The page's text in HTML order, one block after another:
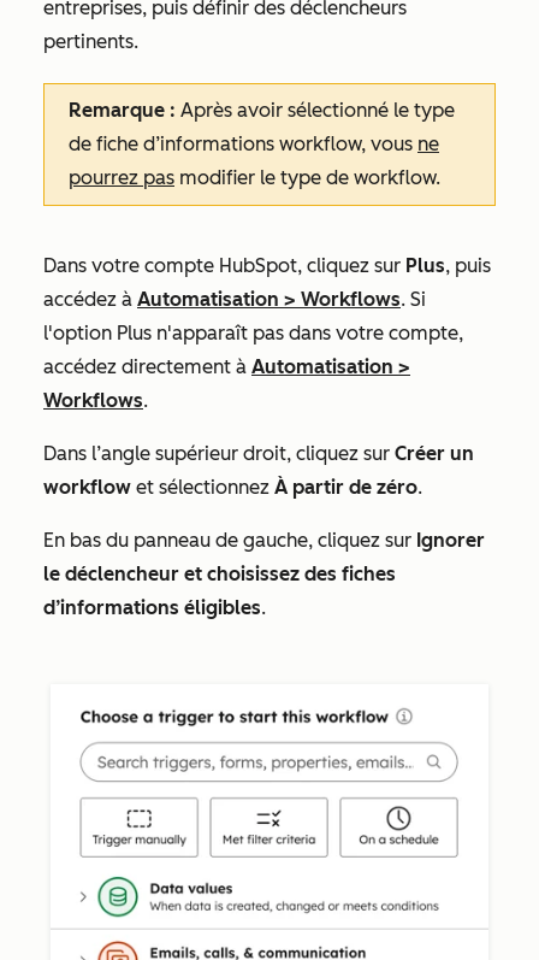
entreprises, puis définir des déclencheurs
pertinents.
Remarque : Après avoir sélectionné le type
de fiche d’informations workflow, vous ne
pourrez pas modifier le type de workflow.
Dans votre compte HubSpot, cliquez sur Plus, puis
accédez à Automatisation > Workflows. Si
l'option Plus n'apparaît pas dans votre compte,
accédez directement à Automatisation >
Workflows.
Dans l’angle supérieur droit, cliquez sur Créer un
workflow et sélectionnez À partir de zéro.
En bas du panneau de gauche, cliquez sur Ignorer
le déclencheur et choisissez des fiches
d’informations éligibles.